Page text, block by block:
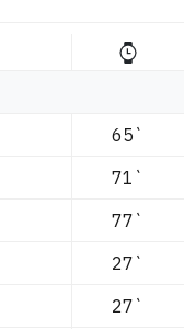
65`
71`
77`
27`
27`